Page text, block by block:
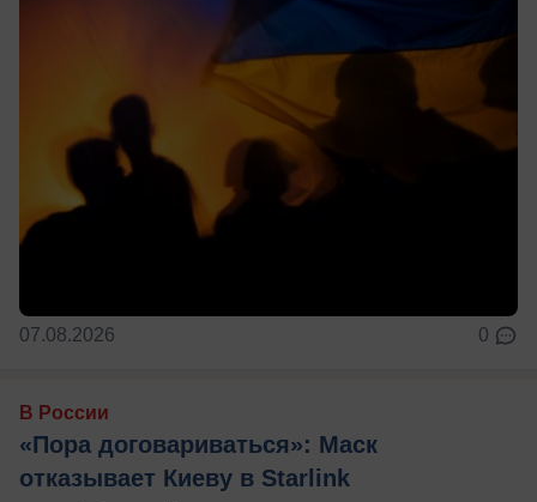
07.08.2026 0
В России
«Пора договариваться»: Маск
отказывает Киеву в Starlink